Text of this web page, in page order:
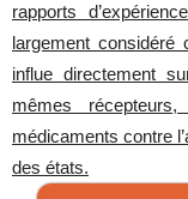
rapports
largement considéré
influe directement
mêmes
médicaments contre
des états.